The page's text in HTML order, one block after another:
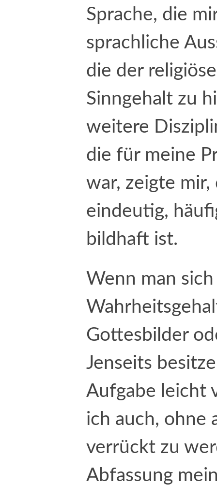
Sprache, die
sprachliche
die der
Sinngehalt zu
weitere
die für meine
war, zeigte mir,
eindeutig,
bildhaft ist.
Wenn man
Gottesbilder
Jenseits
Aufgabe leicht
ich auch, ohne
verrückt zu
Abfassung